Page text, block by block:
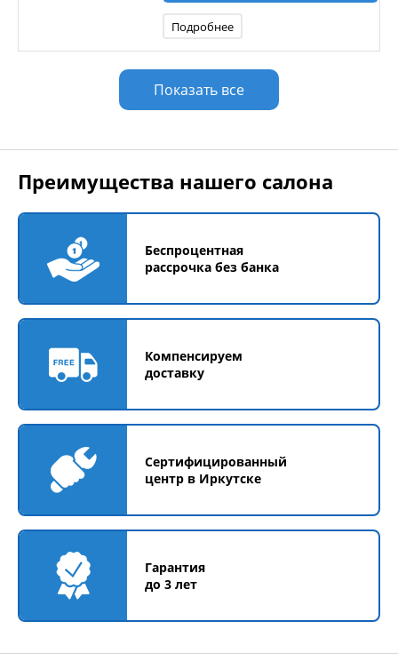
Подробнее
Показать все
Преимущества нашего салона
Беспроцентная
рассрочка без банка
Компенсируем
доставку
Сертифицированный
центр в Иркутске
Гарантия
до 3 лет